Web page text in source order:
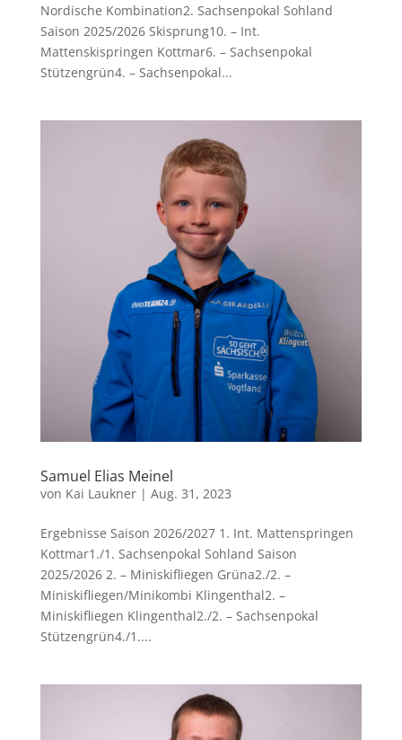
Nordische Kombination2. Sachsenpokal Sohland
Saison 2025/2026 Skisprung10. – Int.
Mattenskispringen Kottmar6. – Sachsenpokal
Stützengrün4. – Sachsenpokal...
Samuel Elias Meinel
von Kai Laukner| Aug. 31, 2023
Ergebnisse Saison 2026/2027 1. Int. Mattenspringen
Kottmar1./1. Sachsenpokal Sohland Saison
2025/2026 2. – Miniskifliegen Grüna2./2. –
Miniskifliegen/Minikombi Klingenthal2. –
Miniskifliegen Klingenthal2./2. – Sachsenpokal
Stützengrün4./1....